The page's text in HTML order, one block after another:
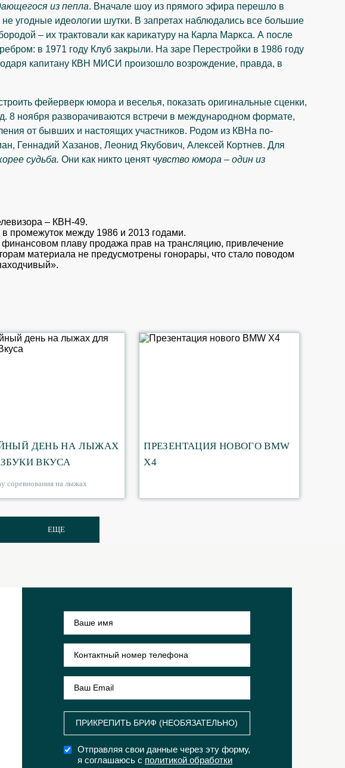
из пепла. Вначале шоу из прямого эфира перешло в
угодные идеологии шутки. В запретах наблюдались все большие
– их трактовали как карикатуру на Карла Маркса. А после
в 1971 году Клуб закрыли. На заре Перестройки в 1986 году
капитану КВН МИСИ произошло возрождение, правда, в
фейерверк юмора и веселья, показать оригинальные сценки,
8 ноября разворачиваются встречи в международном формате,
от бывших и настоящих участников. Родом из КВНа по-
Геннадий Хазанов, Леонид Якубович, Алексей Кортнев. Для
судьба. Они как никто ценят чувство юмора – один из
– КВН-49.
промежуток между 1986 и 2013 годами.
плаву продажа прав на трансляцию, привлечение
материала не предусмотрены гонорары, что стало поводом
ДЕНЬ НА ЛЫЖАХ
ВКУСА
соревнования на лыжах
ПРЕЗЕНТАЦИЯ НОВОГО BMW
X4
ЕЩЕ
ПРИКРЕПИТЬ БРИФ (НЕОБЯЗАТЕЛЬНО)
Отправляя свои данные через эту форму,
я соглашаюсь с политикой обработки